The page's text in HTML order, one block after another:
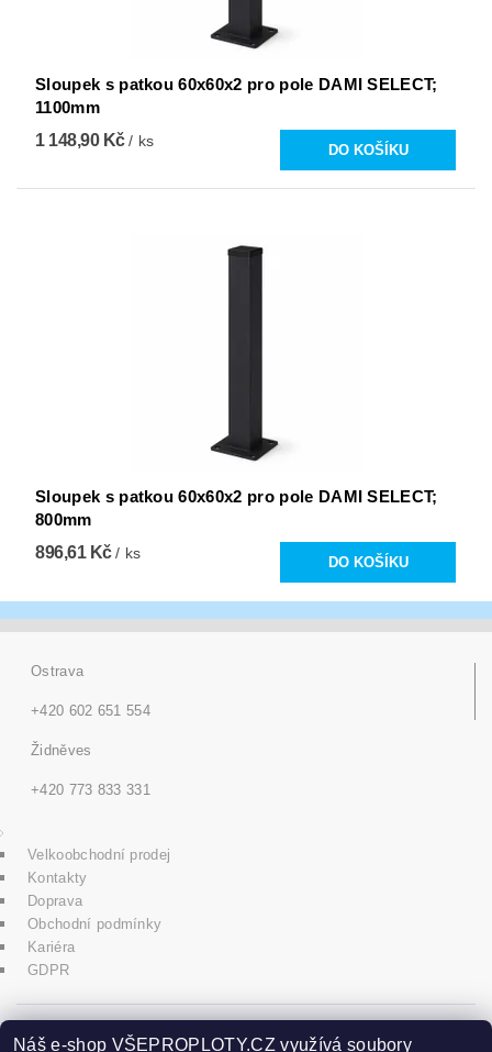
Sloupek s patkou 60x60x2 pro pole DAMI SELECT;
1100mm
1 148,90 Kč/ ks
Sloupek s patkou 60x60x2 pro pole DAMI SELECT;
800mm
896,61 Kč/ ks
Ostrava
+420 602 651 554
Židněves
+420 773 833 331
Velkoobchodní prodej
Kontakty
Doprava
Obchodní podmínky
Kariéra
GDPR
icons8.com
Náš e-shop VŠEPROPLOTY.CZ využívá soubory